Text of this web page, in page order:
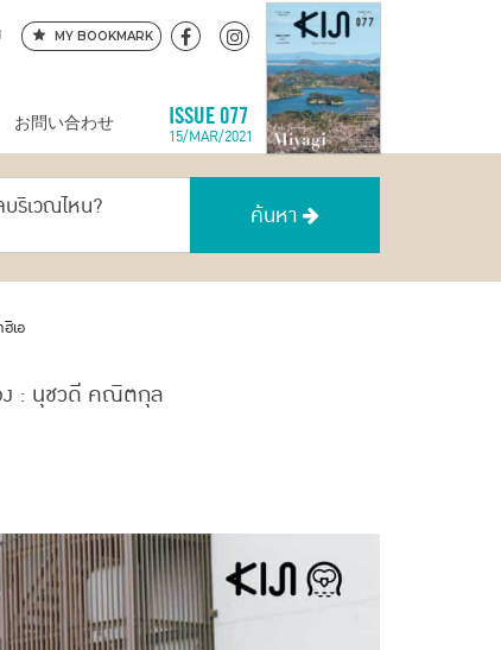
MY BOOKMARK
お問い合わせ
ISSUE 077
15/MAR/2021
ริเวณไหน? ค้นหา
เอ
ง : นุชวดี คณิตกุล